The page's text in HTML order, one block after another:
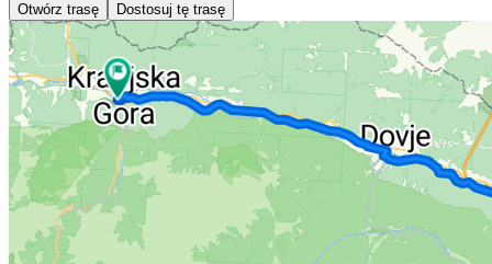
Otwórz trasę Dostosuj tę trasę